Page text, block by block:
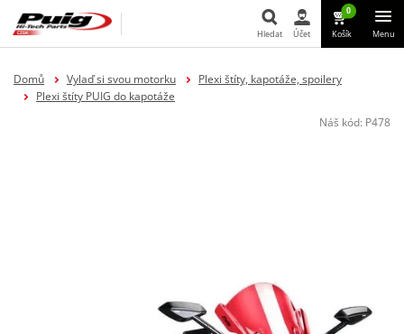
Hledat
Hledat Účet
0
Košík Menu
Domů Vylaď si svou motorku
Plexi štíty, kapotáže, spoilery
Plexi štíty PUIG do kapotáže
Náš kód: P478